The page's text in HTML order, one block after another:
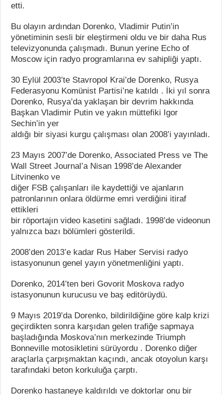
etti.
Bu olayın ardından Dorenko, Vladimir Putin’in
yönetiminin sesli bir eleştirmeni oldu ve bir daha Rus
televizyonunda çalışmadı. Bunun yerine Echo of
Moscow için radyo programlarına ev sahipliği yaptı.
30 Eylül 2003’te Stavropol Krai’de Dorenko, Rusya
Federasyonu Komünist Partisi’ne katıldı . İki yıl sonra
Dorenko, Rusya’da yaklaşan bir devrim hakkında
Başkan Vladimir Putin ve yakın müttefiki Igor
Sechin’in yer
aldığı bir siyasi kurgu çalışması olan 2008’i yayınladı.
23 Mayıs 2007’de Dorenko, Associated Press ve The
Wall Street Journal’a Nisan 1998’de Alexander
Litvinenko ve
diğer FSB çalışanları ile kaydettiği ve ajanların
patronlarının onlara öldürme emri verdiğini itiraf
ettikleri
bir röportajın video kasetini sağladı. 1998’de videonun
yalnızca bazı bölümleri gösterildi.
2008’den 2013’e kadar Rus Haber Servisi radyo
istasyonunun genel yayın yönetmenliğini yaptı.
Dorenko, 2014’ten beri Govorit Moskova radyo
istasyonunun kurucusu ve baş editörüydü.
9 Mayıs 2019’da Dorenko, bildirildiğine göre kalp krizi
geçirdikten sonra karşıdan gelen trafiğe sapmaya
başladığında Moskova’nın merkezinde Triumph
Bonneville motosikletini sürüyordu . Dorenko diğer
araçlarla çarpışmaktan kaçındı, ancak otoyolun karşı
tarafındaki beton korkuluğa çarptı.
Dorenko hastaneye kaldırıldı ve doktorlar onu bir